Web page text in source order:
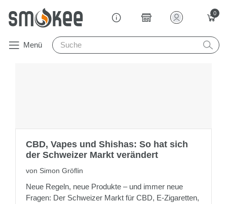
0
Menü
CBD, Vapes und Shishas: So hat sich
der Schweizer Markt verändert
von Simon Gröflin
Neue Regeln, neue Produkte – und immer neue
Fragen: Der Schweizer Markt für CBD, E-Zigaretten,